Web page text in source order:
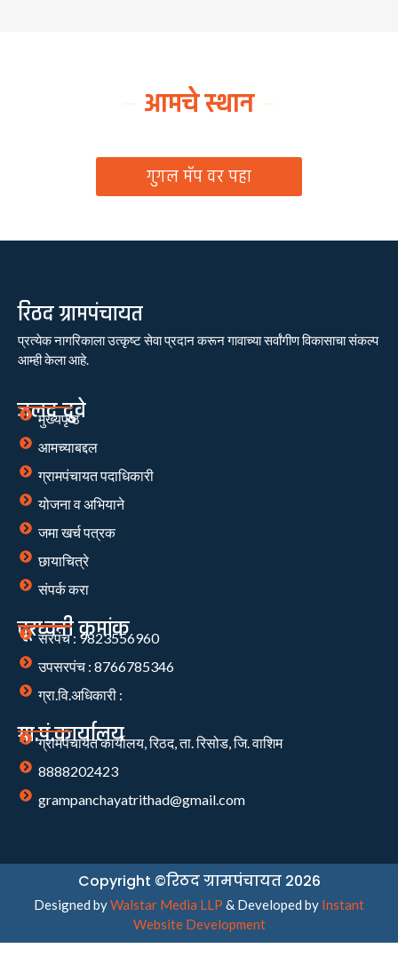
आमचे स्थान
गुगल मॅप वर पहा
रिठद ग्रामपंचायत
प्रत्येक नागरिकाला उत्कृष्ट सेवा प्रदान करून गावाच्या सर्वांगीण विकासाचा संकल्प
आम्ही केला आहे.
जलद दुवे
मुख्यपृष्ठ
आमच्याबद्दल
ग्रामपंचायत पदाधिकारी
योजना व अभियाने
जमा खर्च पत्रक
छायाचित्रे
संपर्क करा
दूरध्वनी क्रमांक
सरपंच : 9823556960
उपसरपंच : 8766785346
ग्रा.वि.अधिकारी :
ग्रा.पं.कार्यालय
ग्रामपंचायत कार्यालय, रिठद, ता. रिसोड, जि. वाशिम
8888202423
grampanchayatrithad@gmail.com
Copyright ©रिठद ग्रामपंचायत 2026
Designed byWalstar Media LLP & Developed by Instant
Website Development